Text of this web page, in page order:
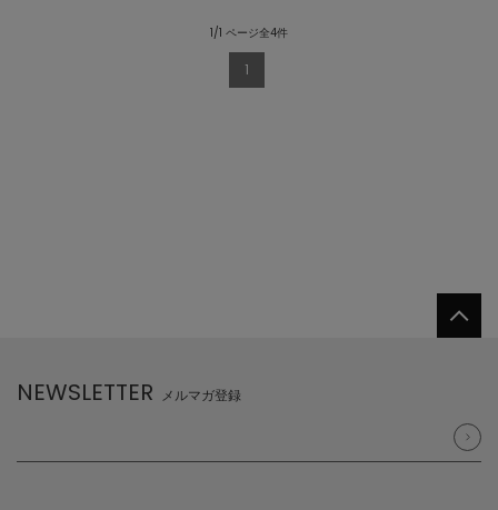
1/1 ページ全4件
1
NEWSLETTER メルマガ登録